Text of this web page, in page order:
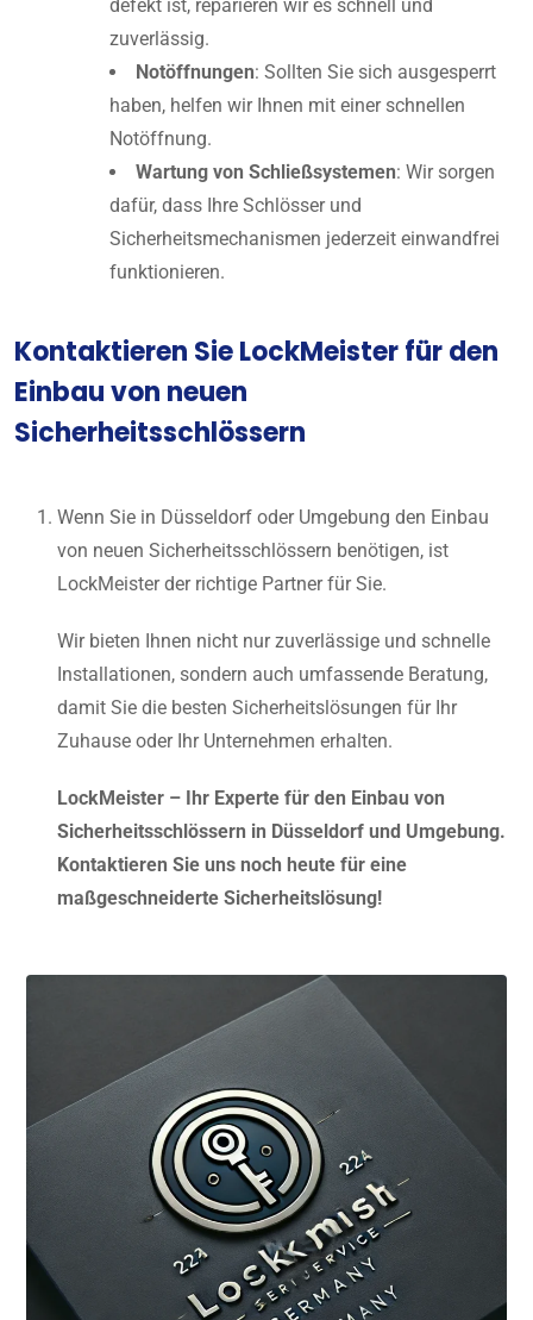
defekt ist, reparieren wir es schnell und
zuverlässig.
Notöffnungen: Sollten Sie sich ausgesperrt
haben, helfen wir Ihnen mit einer schnellen
Notöffnung.
Wartung von Schließsystemen: Wir sorgen
dafür, dass Ihre Schlösser und
Sicherheitsmechanismen jederzeit einwandfrei
funktionieren.
Kontaktieren Sie LockMeister für den
Einbau von neuen
Sicherheitsschlössern
Wenn Sie in Düsseldorf oder Umgebung den Einbau
von neuen Sicherheitsschlössern benötigen, ist
LockMeister der richtige Partner für Sie.
Wir bieten Ihnen nicht nur zuverlässige und schnelle
Installationen, sondern auch umfassende Beratung,
damit Sie die besten Sicherheitslösungen für Ihr
Zuhause oder Ihr Unternehmen erhalten.
LockMeister – Ihr Experte für den Einbau von
Sicherheitsschlössern in Düsseldorf und Umgebung.
Kontaktieren Sie uns noch heute für eine
maßgeschneiderte Sicherheitslösung!